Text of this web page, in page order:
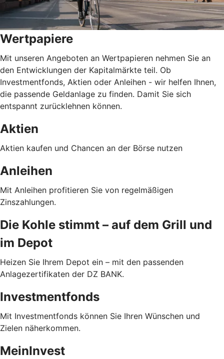
Wertpapiere
Mit unseren Angeboten an Wertpapieren nehmen Sie an
den Entwicklungen der Kapitalmärkte teil. Ob
Investmentfonds, Aktien oder Anleihen - wir helfen Ihnen,
die passende Geldanlage zu finden. Damit Sie sich
entspannt zurücklehnen können.
Aktien
Aktien kaufen und Chancen an der Börse nutzen
Anleihen
Mit Anleihen profitieren Sie von regelmäßigen
Zinszahlungen.
Die Kohle stimmt – auf dem Grill und
im Depot
Heizen Sie Ihrem Depot ein – mit den passenden
Anlagezertifikaten der DZ BANK.
Investmentfonds
Mit Investmentfonds können Sie Ihren Wünschen und
Zielen näherkommen.
MeinInvest